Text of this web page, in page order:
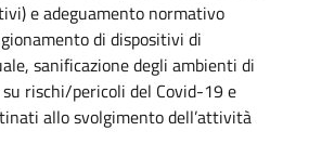
e adeguamento normativo
di dispositivi di
sanificazione degli ambienti di
rischi/pericoli del Covid-19 e
allo svolgimento dell’attività